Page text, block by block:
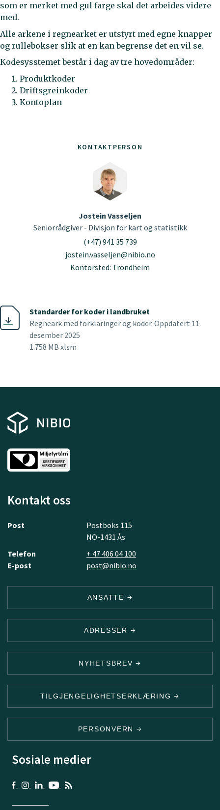
KONTAKTPERSON
Jostein Vasseljen
Seniorrådgiver - Divisjon for kart og statistikk
(+47) 941 35 739
jostein.vasseljen@nibio.no
Kontorsted: Trondheim
Standarder for koder i landbruket
Regneark med forklaringer og koder. Oppdatert 11.
desember 2025
1.758 MB xlsm
som er merket med gul farge skal det arbeides videre
med.
Alle arkene i regnearket er utstyrt med egne knapper
og rullebokser slik at en kan begrense det en vil se.
Kodesysstemet består i dag av tre hovedområder:
Produktkoder
Driftsgreinkoder
Kontoplan
Kontakt oss
Post
Postboks 115
NO-1431 Ås
Telefon
+ 47 406 04 100
E-post
post@nibio.no
ANSATTE
ADRESSER
NYHETSBREV
TILGJENGELIGHETSERKLÆRING
PERSONVERN
Sosiale medier